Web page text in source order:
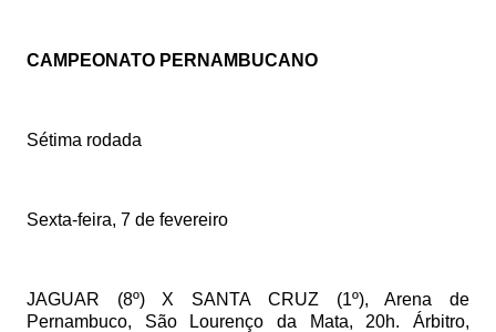
CAMPEONATO PERNAMBUCANO
Sétima rodada
Sexta-feira, 7 de fevereiro
JAGUAR (8º) X SANTA CRUZ (1º), Arena de
Pernambuco, São Lourenço da Mata, 20h. Árbitro,